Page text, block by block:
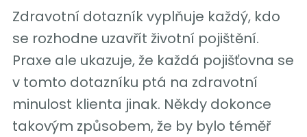
Zdravotní dotazník vyplňuje každý, kdo
se rozhodne uzavřít životní pojištění.
Praxe ale ukazuje, že každá pojišťovna se
v tomto dotazníku ptá na zdravotní
minulost klienta jinak. Někdy dokonce
takovým způsobem, že by bylo téměř